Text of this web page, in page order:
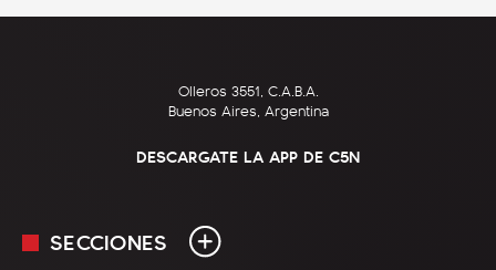
Olleros 3551, C.A.B.A.
Buenos Aires, Argentina
DESCARGATE LA APP DE C5N
SECCIONES